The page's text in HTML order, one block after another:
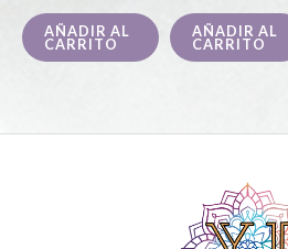
AÑADIR AL
CARRITO
AÑADIR AL
CARRITO